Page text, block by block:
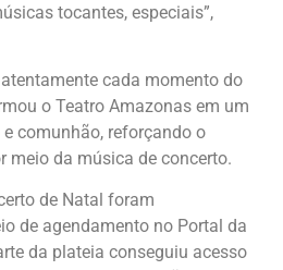
tocantes, especiais”,
cada momento do
o Teatro Amazonas em um
comunhão, reforçando o
meio da música de concerto.
de Natal foram
de agendamento no Portal da
da plateia conseguiu acesso